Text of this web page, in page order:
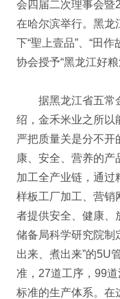
会四届二次理事会暨
在哈尔滨举行。黑龙
下“聖上壹品”、“田
协会授予“黑龙江好粮
据黑龙江省五常金
绍，金禾米业之所以
严把质量关是分不开
康、安全、营养的产
加工全产业链，通过
样板工厂加工、营销
者提供安全、健康、
储备局科学研究院制
出来、煮出来”的5U
准，27道工序，99
标准的生产体系。在